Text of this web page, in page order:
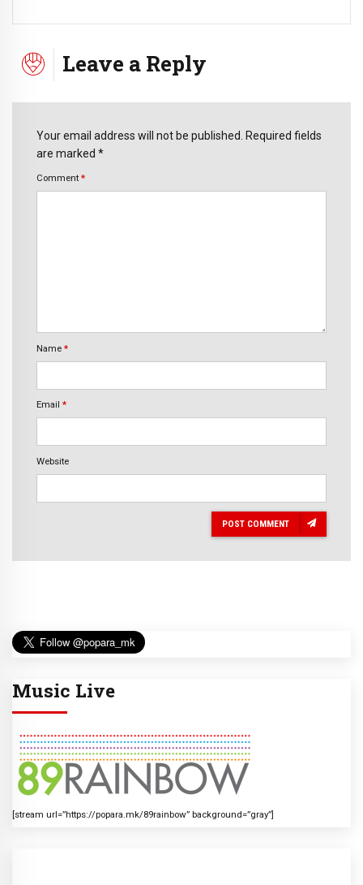
Leave a Reply
Your email address will not be published. Required fields
are marked *
Comment *
Name *
Email *
Website
POST COMMENT
Music Live
[stream url=”https://popara.mk/89rainbow” background=”gray”]